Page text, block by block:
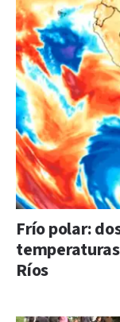
Frío polar:
Ríos